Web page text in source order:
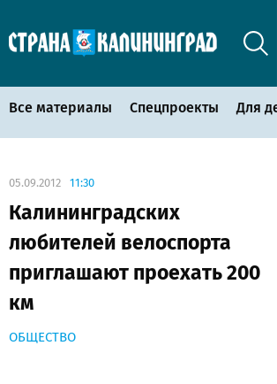
Все материалы Спецпроекты Для
05.09.2012 11:30
Калининградских
любителей велоспорта
приглашают проехать 200
км
ОБЩЕСТВО